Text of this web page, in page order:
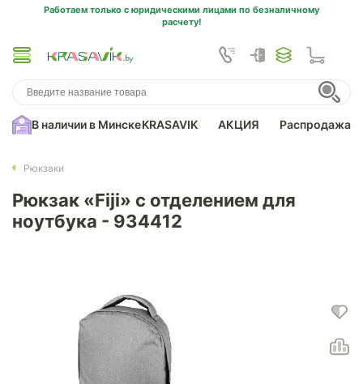
Работаем только с юридическими лицами по безналичному
расчету!
В наличии в МинскеKRASAVIK АКЦИЯ Распродажа
Рюкзаки
Рюкзак «Fiji» с отделением для
ноутбука - 934412